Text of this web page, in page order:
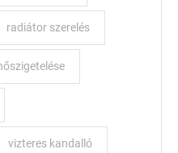
radiátor szerelés
vizteres kandalló